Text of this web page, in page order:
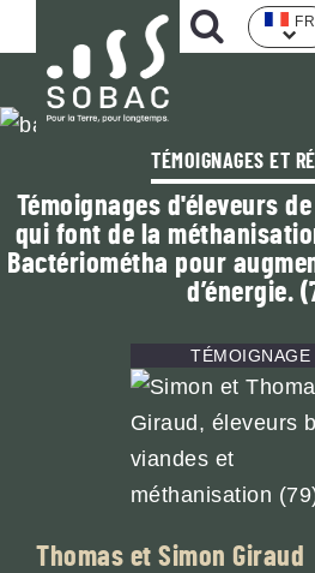
au
contenu
principal
OPEN
MOBILE
MENU
RechercherFR
SOBAC
Notre histoire
Nos valeurs, notre engagement
Notre production
Nos récompenses
Tous les produits
Réglage des semoirs
REVUE DE PRESSE & COMPTES-
TÉMOIGNAGES ET
Témoignages d'éleveurs
qui font de la
Bactériométha pour
d’énergie.
TÉMOIGNAGE
Thomas et Simon Giraud